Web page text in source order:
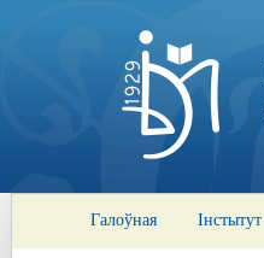
Галоўная Інстытут